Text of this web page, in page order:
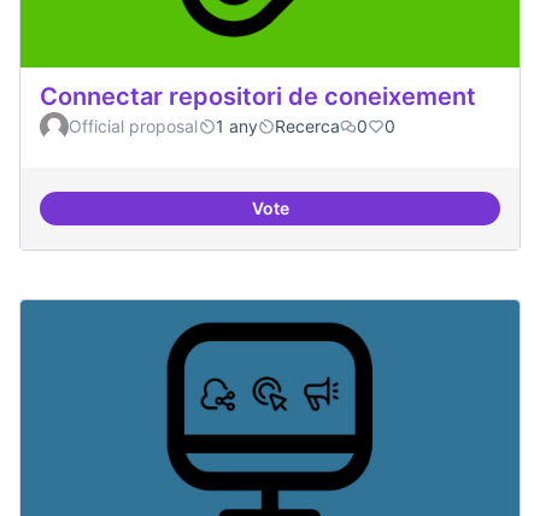
Connectar repositori de coneixement
Official proposal 1 any Recerca 0 0
VoteConnectar repositori de